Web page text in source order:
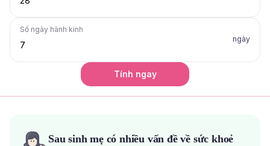
Số ngày hành kinh
ngày
Tính ngay
Sau sinh mẹ có nhiều vấn đề về sức khoẻ